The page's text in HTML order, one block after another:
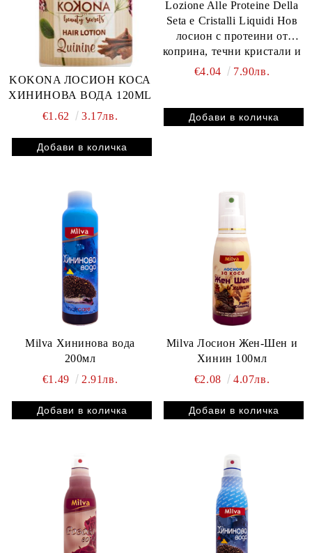
KOKONA ЛОСИОН КОСА
ХИНИНОВА ВОДА 120ML
€1.62
3.17лв.
Lozione Alle Proteine Della
Seta e Cristalli Liquidi Нов
лосион с протеини от
коприна, течни кристали и
ленено семе за третирани
€4.04 7.90лв.
Milva Хининова вода
200мл
€1.49
2.91лв.
Milva Лосион Жен-Шен и
Хинин 100мл
€2.08
4.07лв.